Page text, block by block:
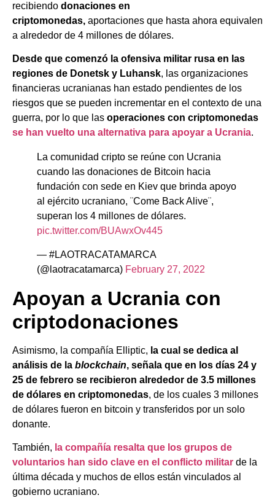
recibiendo donaciones en
criptomonedas, aportaciones que hasta ahora equivalen
a alrededor de 4 millones de dólares.
Desde que comenzó la ofensiva militar rusa en las
regiones de Donetsk y Luhansk, las organizaciones
financieras ucranianas han estado pendientes de los
riesgos que se pueden incrementar en el contexto de una
guerra, por lo que las operaciones con criptomonedas
se han vuelto una alternativa para apoyar a Ucrania.
La comunidad cripto se reúne con Ucrania
cuando las donaciones de Bitcoin hacia
fundación con sede en Kiev que brinda apoyo
al ejército ucraniano, ¨Come Back Alive¨,
superan los 4 millones de dólares.
pic.twitter.com/BUAwxOv445
— #LAOTRACATAMARCA
(@laotracatamarca) February 27, 2022
Apoyan a Ucrania con
criptodonaciones
Asimismo, la compañía Elliptic, la cual se dedica al
análisis de la blockchain, señala que en los días 24 y
25 de febrero se recibieron alrededor de 3.5 millones
de dólares en criptomonedas, de los cuales 3 millones
de dólares fueron en bitcoin y transferidos por un solo
donante.
También, la compañía resalta que los grupos de
voluntarios han sido clave en el conflicto militar de la
última década y muchos de ellos están vinculados al
gobierno ucraniano.